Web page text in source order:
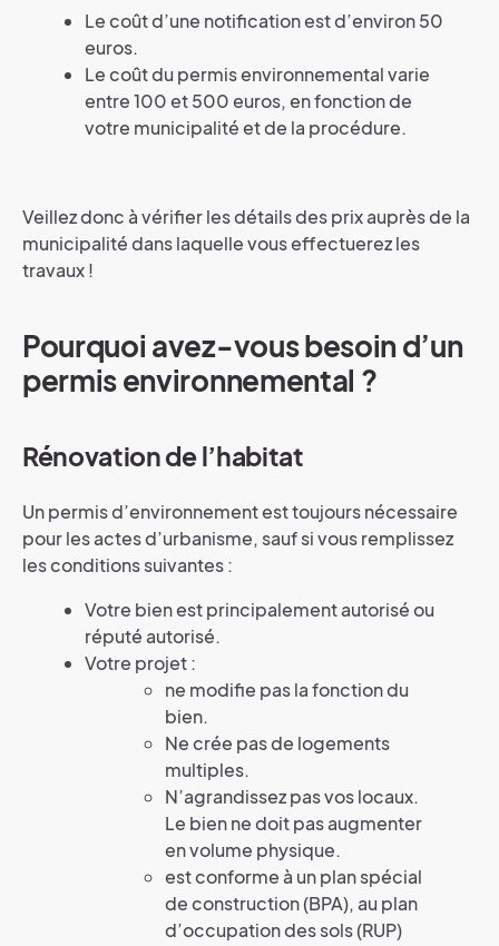
Le coût d’une notification est d’environ 50
euros.
Le coût du permis environnemental varie
entre 100 et 500 euros, en fonction de
votre municipalité et de la procédure.
Veillez donc à vérifier les détails des prix auprès de la
municipalité dans laquelle vous effectuerez les
travaux !
Pourquoi avez-vous besoin d’un
permis environnemental ?
Rénovation de l’habitat
Un permis d’environnement est toujours nécessaire
pour les actes d’urbanisme, sauf si vous remplissez
les conditions suivantes :
Votre bien est principalement autorisé ou
réputé autorisé.
Votre projet :
ne modifie pas la fonction du
bien.
Ne crée pas de logements
multiples.
N’agrandissez pas vos locaux.
Le bien ne doit pas augmenter
en volume physique.
est conforme à un plan spécial
de construction (BPA), au plan
d’occupation des sols (RUP)